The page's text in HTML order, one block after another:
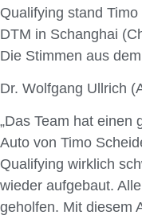
Qualifying stand
DTM in Schanghai
Die Stimmen aus
Dr. Wolfgang Ullrich
„Das Team hat einen
Auto von Timo
Qualifying wirklich
wieder aufgebaut.
geholfen. Mit diesem